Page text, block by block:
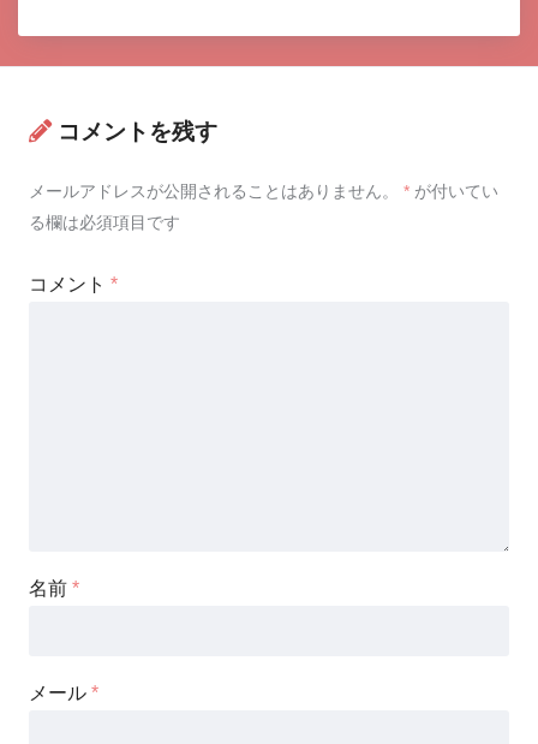
コメントを残す
メールアドレスが公開されることはありません。 * が付いてい
る欄は必須項目です
コメント *
名前 *
メール *